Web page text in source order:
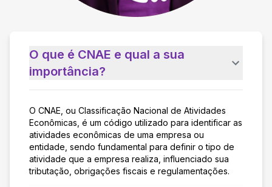
O que é CNAE e qual a sua
importância?
O CNAE, ou Classificação Nacional de Atividades
Econômicas, é um código utilizado para identificar as
atividades econômicas de uma empresa ou
entidade, sendo fundamental para definir o tipo de
atividade que a empresa realiza, influenciado sua
tributação, obrigações fiscais e regulamentações.